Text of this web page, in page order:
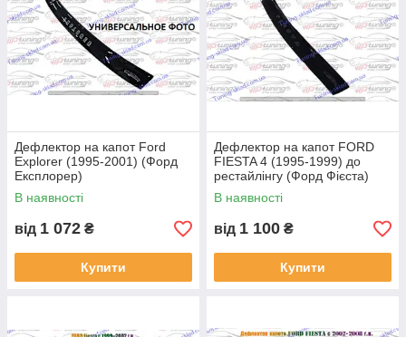
Дефлектор на капот Ford
Explorer (1995-2001) (Форд
Експлорер)
В наявності
від 1 072 ₴
Купити
Дефлектор на капот FORD
FIESTA 4 (1995-1999) до
рестайлінгу (Форд Фієста)
В наявності
від 1 100 ₴
Купити